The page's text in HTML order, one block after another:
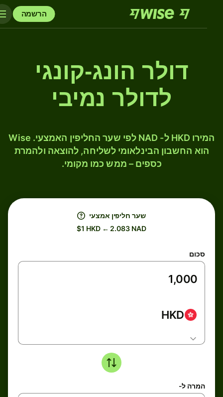
הרשמה
דולר הונג-קונגי
לדולר נמיבי
המירו HKD ל- NAD לפי שער החליפין האמצעי. Wise
הוא החשבון הבינלאומי לשליחה, להוצאה ולהמרת
כספים – ממש כמו מקומי.
שער חליפין אמצעי
$1 HKD ← 2.083 NAD
סכום
HKD
המרה ל-